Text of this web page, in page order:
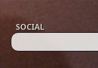
SOCIAL